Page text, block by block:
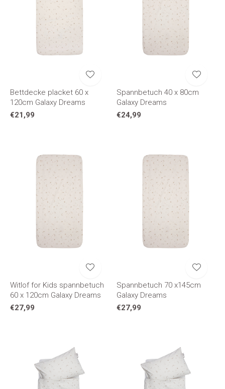
Bettdecke placket 60 x
120cm Galaxy Dreams
€21,99
Spannbetuch 40 x 80cm
Galaxy Dreams
€24,99
Witlof for Kids spannbetuch
60 x 120cm Galaxy Dreams
€27,99
Spannbetuch 70 x145cm
Galaxy Dreams
€27,99